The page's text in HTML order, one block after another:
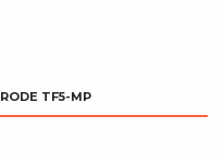
RODE TF5-MP